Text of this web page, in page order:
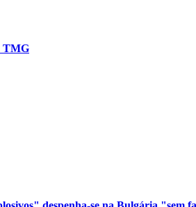
TMG